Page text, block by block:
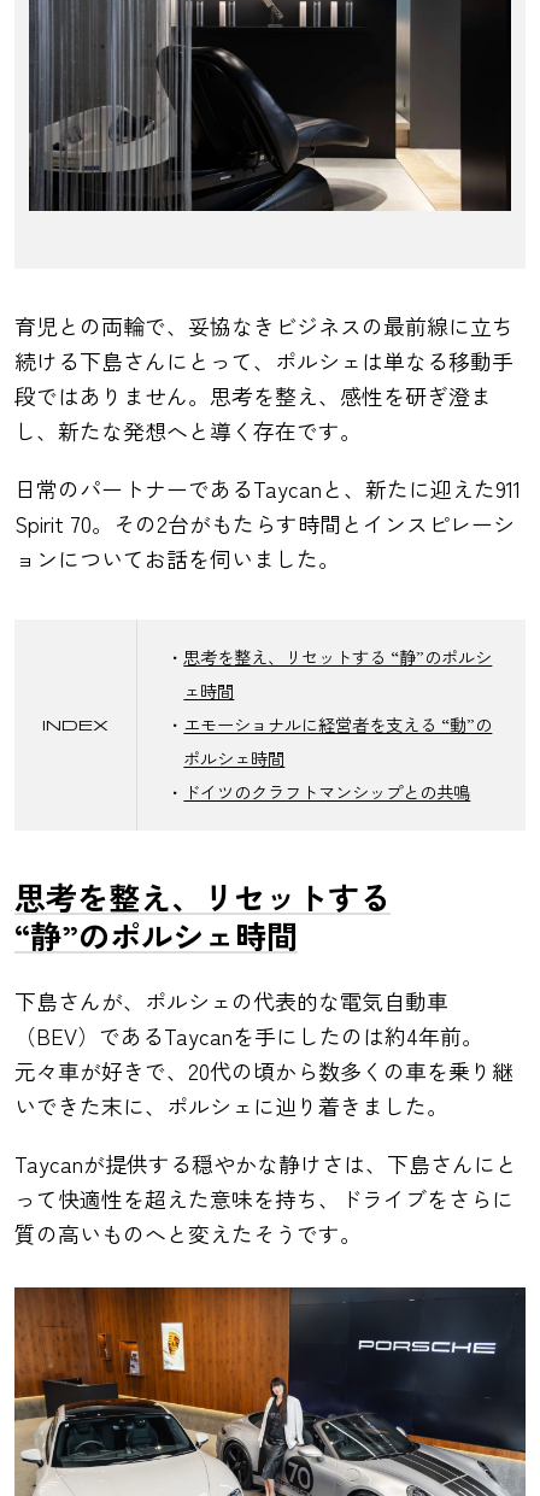
育児との両輪で、妥協なきビジネスの最前線に立ち
続ける下島さんにとって、ポルシェは単なる移動手
段ではありません。思考を整え、感性を研ぎ澄ま
し、新たな発想へと導く存在です。
日常のパートナーであるTaycanと、新たに迎えた911
Spirit 70。その2台がもたらす時間とインスピレーシ
ョンについてお話を伺いました。
INDEX
思考を整え、リセットする “静”のポルシ
ェ時間
エモーショナルに経営者を支える “動”の
ポルシェ時間
ドイツのクラフトマンシップとの共鳴
思考を整え、リセットする
“静”のポルシェ時間
下島さんが、ポルシェの代表的な電気自動車
（BEV）であるTaycanを手にしたのは約4年前。
元々車が好きで、20代の頃から数多くの車を乗り継
いできた末に、ポルシェに辿り着きました。
Taycanが提供する穏やかな静けさは、下島さんにと
って快適性を超えた意味を持ち、ドライブをさらに
質の高いものへと変えたそうです。